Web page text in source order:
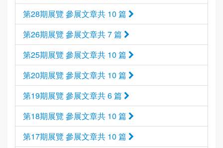
第28期展覽 參展文章共 10 篇
第26期展覽 參展文章共 7 篇
第25期展覽 參展文章共 10 篇
第20期展覽 參展文章共 10 篇
第19期展覽 參展文章共 6 篇
第18期展覽 參展文章共 10 篇
第17期展覽 參展文章共 10 篇